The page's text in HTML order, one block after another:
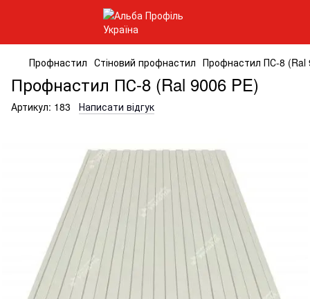
Профнастил Стіновий профнастил Профнастил ПС-8 (Ral
Профнастил ПС-8 (Ral 9006 PE)
Артикул: 183 Написати відгук